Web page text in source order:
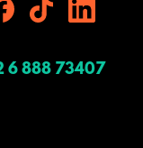
6 888 73407